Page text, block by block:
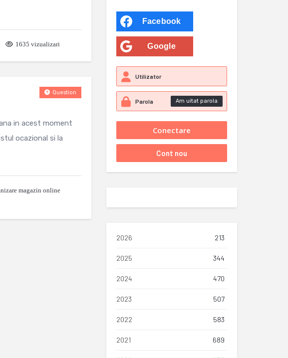
1635 vizualizari
Question
in acest moment
ocazional si la
magazin online
Facebook
Google
Am uitat parola
2026 213
2025 344
2024 470
2023 507
2022 583
2021 689